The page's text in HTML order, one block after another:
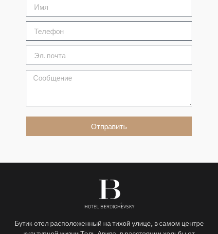
Отправить
Бутик-отел расположенный на тихой улице, в самом центре